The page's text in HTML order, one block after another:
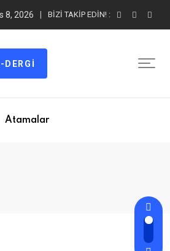
8, 2026 BIZI TAKIP EDIN! :
DERGI
Atamalar